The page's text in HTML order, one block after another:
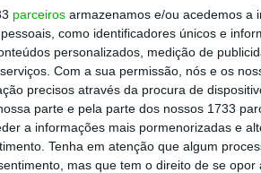
parceiros armazenamos e/ou acedemos a
como identificadores únicos e
personalizados, medição de
Com a sua permissão, nós e os
precisos através da procura de
parte e pela parte dos nossos 1733
a informações mais pormenorizadas e
Tenha em atenção que algum
mas que tem o direito de se
económico“, afirmou
eToro, citado pelaReuters .
avaliou mal a situação e agora é
enquanto podem”, disse
citado pelaBloomberg.